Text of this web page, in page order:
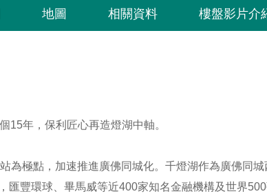
地圖 相關資料 樓盤影片介
15年，保利匠心再造燈湖中軸。
為極點，加速推進廣佛同城化。千燈湖作為廣佛同
匯豐環球、畢馬威等近400家知名金融機構及世界